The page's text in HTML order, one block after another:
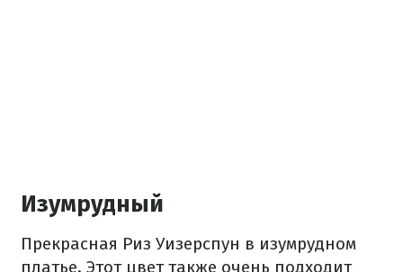
Изумрудный
Прекрасная Риз Уизерспун в изумрудном
платье. Этот цвет также очень подходит